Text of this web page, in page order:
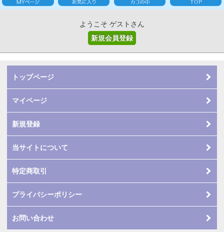
ようこそ ゲストさん
新規会員登録
トップページ
マイページ
新規登録
当サイトについて
特定商取引
プライバシーポリシー
お問い合わせ